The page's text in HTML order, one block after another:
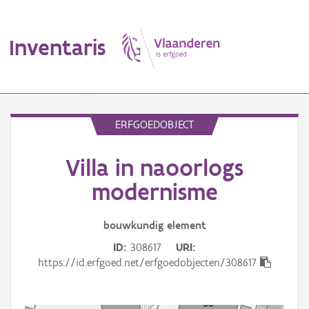
Inventaris
Erfgoedobject
ERFGOEDOBJECT
Villa in naoorlogs
modernisme
bouwkundig element
ID 308617
URI
https://id.erfgoed.net/erfgoedobjecten/308617